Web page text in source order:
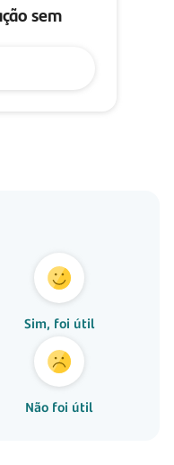
sem
Sim, foi útil
Não foi útil